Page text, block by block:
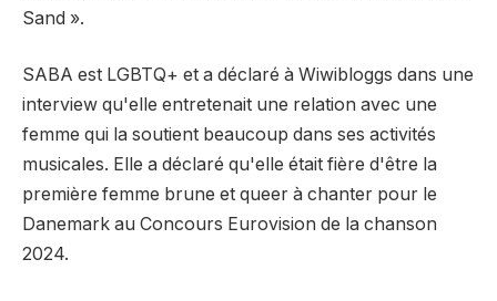
Sand ».
SABA est LGBTQ+ et a déclaré à Wiwibloggs dans une
interview qu'elle entretenait une relation avec une
femme qui la soutient beaucoup dans ses activités
musicales. Elle a déclaré qu'elle était fière d'être la
première femme brune et queer à chanter pour le
Danemark au Concours Eurovision de la chanson
2024.